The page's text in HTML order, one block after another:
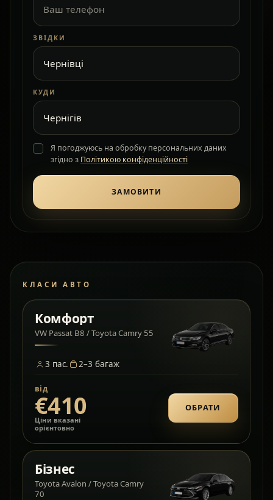
ЗВІДКИ
КУДИ
Я погоджуюсь на обробку персональних даних
згідно з Політикою конфіденційності
ЗАМОВИТИ
КЛАСИ АВТО
Комфорт
VW Passat B8 / Toyota Camry 55
3 пас. 2–3 багаж
від
€410
Ціни вказані
орієнтовно
ОБРАТИ
Бізнес
Toyota Avalon / Toyota Camry
70